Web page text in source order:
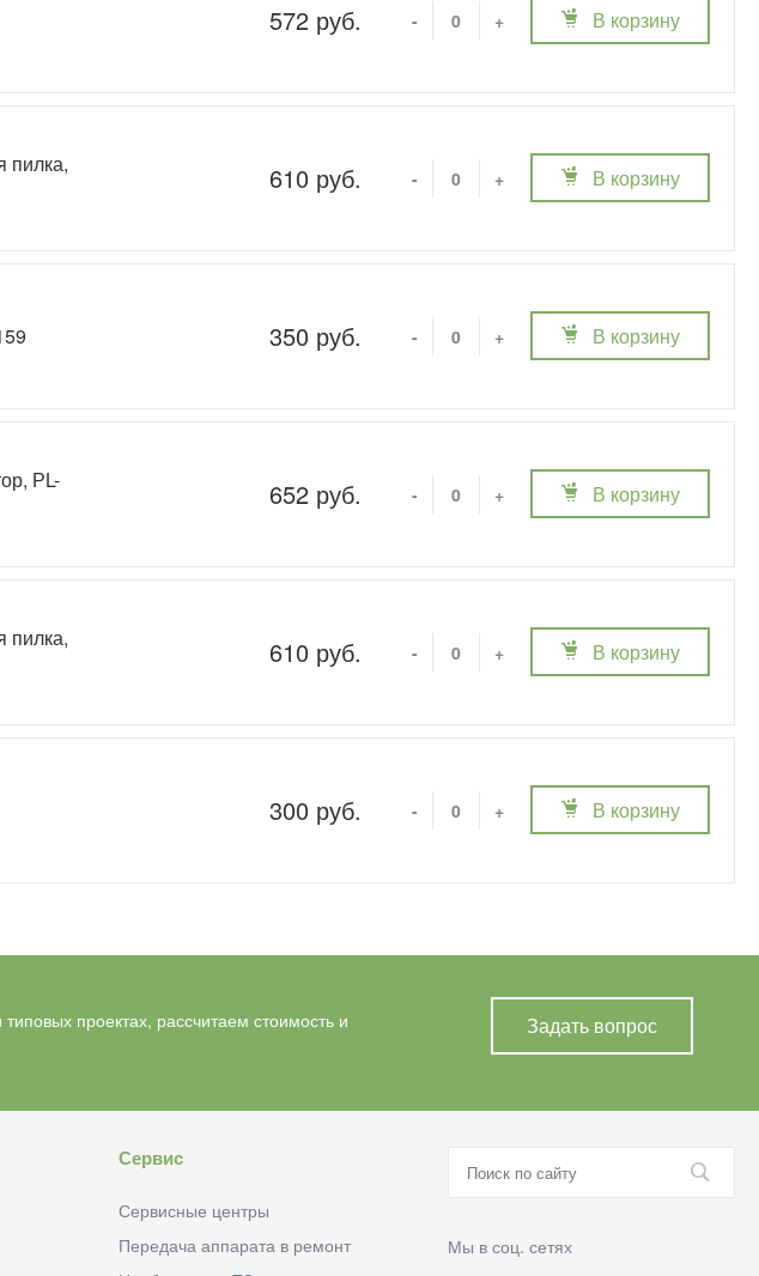
572 руб. - + В корзину
пилка,
610 руб. - + В корзину
350 руб. - + В корзину
РL-
652 руб. - + В корзину
пилка,
610 руб. - + В корзину
300 руб. - + В корзину
проектах, рассчитаем стоимость и
Задать вопрос
Сервис
Сервисные центры
Передача аппарата в ремонт
Мы в соц. сетях